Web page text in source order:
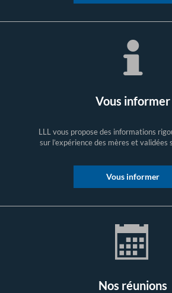
Vous informer
LLL vous propose des informations
sur l’expérience des mères et
Vous informer
Nos réunions